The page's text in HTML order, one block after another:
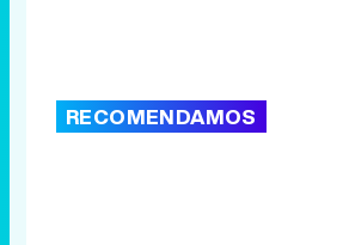
RECOMENDAMOS